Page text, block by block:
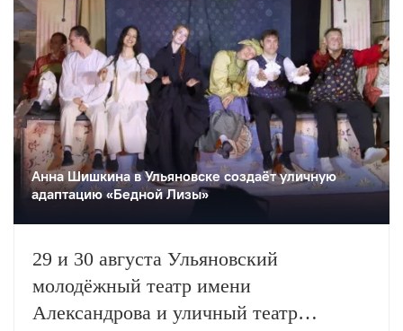
Анна Шишкина в Ульяновске создаëт уличную
адаптацию «Бедной Лизы»
29 и 30 августа Ульяновский
молодёжный театр имени
Александрова и уличный театр